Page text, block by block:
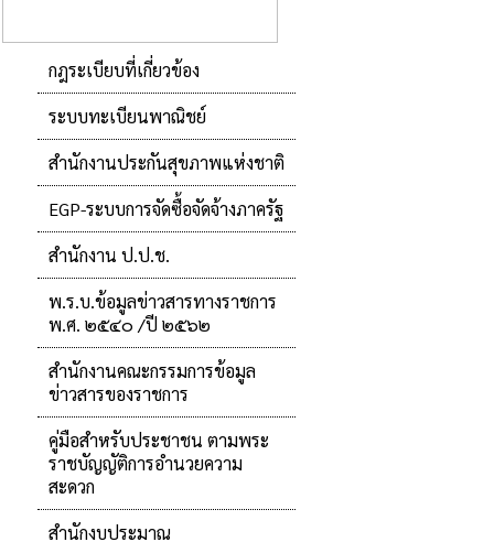
กฎระเบียบที่เกี่ยวข้อง
ระบบทะเบียนพาณิชย์
สำนักงานประกันสุขภาพแห่งชาติ
EGP-ระบบการจัดซื้อจัดจ้างภาครัฐ
สำนักงาน ป.ป.ช.
พ.ร.บ.ข้อมูลข่าวสารทางราชการ
พ.ศ. ๒๕๔๐ /ปี ๒๕๖๒
สำนักงานคณะกรรมการข้อมูล
ข่าวสารของราชการ
คู่มือสำหรับประชาชน ตามพระ
ราชบัญญัติการอำนวยความ
สะดวก
สำนักงบประมาณ